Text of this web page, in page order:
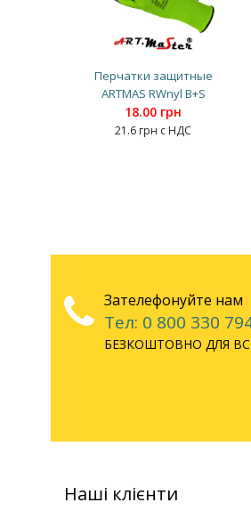
Перчатки защитные
ARTMAS RWnyl B+S
18.00 грн
21.6 грн с НДС
Зателефонуйте нам
Тел: 0 800 330
БЕЗКОШТОВНО ДЛЯ
Наші клієнти